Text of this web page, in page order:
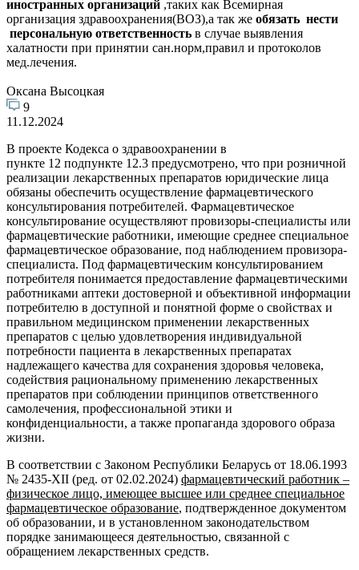
иностранных организаций ,таких как Всемирная
организация здравоохранения(ВОЗ),а так же обязать нести
персональную ответственность в случае выявления
халатности при принятии сан.норм,правил и протоколов
мед.лечения.
Оксана Высоцкая
9
11.12.2024
В проекте Кодекса о здравоохранении в
пункте 12 подпункте 12.3 предусмотрено, что при розничной
реализации лекарственных препаратов юридические лица
обязаны обеспечить осуществление фармацевтического
консультирования потребителей. Фармацевтическое
консультирование осуществляют провизоры-специалисты или
фармацевтические работники, имеющие среднее специальное
фармацевтическое образование, под наблюдением провизора-
специалиста. Под фармацевтическим консультированием
потребителя понимается предоставление фармацевтическими
работниками аптеки достоверной и объективной информации
потребителю в доступной и понятной форме о свойствах и
правильном медицинском применении лекарственных
препаратов с целью удовлетворения индивидуальной
потребности пациента в лекарственных препаратах
надлежащего качества для сохранения здоровья человека,
содействия рациональному применению лекарственных
препаратов при соблюдении принципов ответственного
самолечения, профессиональной этики и
конфиденциальности, а также пропаганда здорового образа
жизни.
В соответствии с Законом Республики Беларусь от 18.06.1993
№ 2435-XII (ред. от 02.02.2024) фармацевтический работник –
физическое лицо, имеющее высшее или среднее специальное
фармацевтическое образование, подтвержденное документом
об образовании, и в установленном законодательством
порядке занимающееся деятельностью, связанной с
обращением лекарственных средств.